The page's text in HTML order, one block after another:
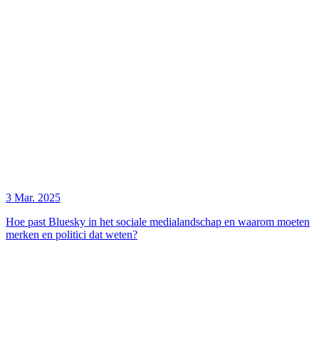
3 Mar. 2025
Hoe past Bluesky in het sociale medialandschap en waarom moeten
merken en politici dat weten?